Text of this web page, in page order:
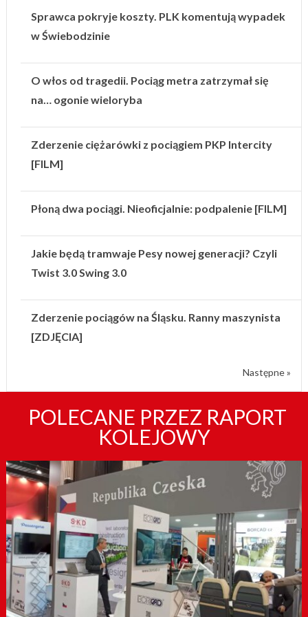
Sprawca pokryje koszty. PLK komentują wypadek
w Świebodzinie
O włos od tragedii. Pociąg metra zatrzymał się
na… ogonie wieloryba
Zderzenie ciężarówki z pociągiem PKP Intercity
[FILM]
Płoną dwa pociągi. Nieoficjalnie: podpalenie [FILM]
Jakie będą tramwaje Pesy nowej generacji? Czyli
Twist 3.0 Swing 3.0
Zderzenie pociągów na Śląsku. Ranny maszynista
[ZDJĘCIA]
Następne »
POLECANE PRZEZ RAPORT
KOLEJOWY